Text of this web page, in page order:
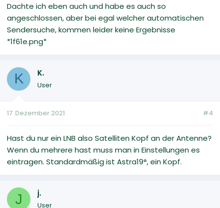
Dachte ich eben auch und habe es auch so
angeschlossen, aber bei egal welcher automatischen
Sendersuche, kommen leider keine Ergebnisse
*1f61e.png*
K K.
User
17. Dezember 2021 #4
Hast du nur ein LNB also Satelliten Kopf an der Antenne?
Wenn du mehrere hast muss man in Einstellungen es
eintragen. Standardmäßig ist Astra19°, ein Kopf.
J j.
User